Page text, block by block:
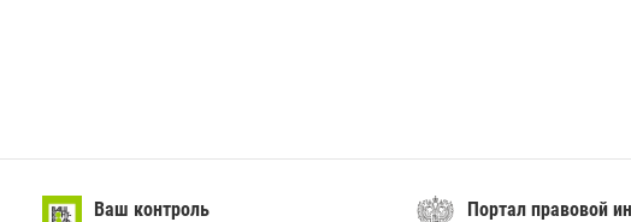
Ваш контроль Портал правовой